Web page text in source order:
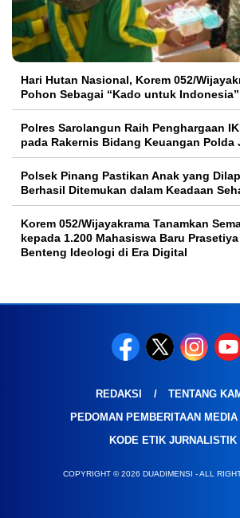
Hari Hutan Nasional, Korem 052/
Pohon Sebagai “Kado untuk Indonesia”
Polres Sarolangun Raih Penghargaan
pada Rakernis Bidang Keuangan Polda
Polsek Pinang Pastikan Anak yang
Berhasil Ditemukan dalam Keadaan
Korem 052/Wijayakrama Tanamkan
kepada 1.200 Mahasiswa Baru
Benteng Ideologi di Era Digital
REDAKSI
TENTANG
PEDOMAN PEMBERITAAN
KODE ETIK JURNALISTIK
COPYRIGHT © 2026 DUADIMENSI - ALL